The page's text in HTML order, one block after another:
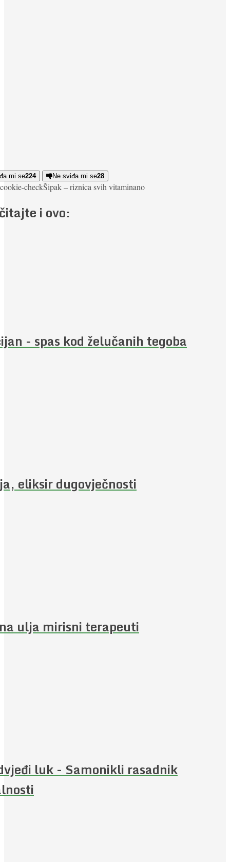
mi se224 Ne sviđa mi se28
cookie-checkŠipak – riznica svih vitaminano
i ovo:
- spas kod želučanih tegoba
eliksir dugovječnosti
ulja mirisni terapeuti
luk - Samonikli rasadnik